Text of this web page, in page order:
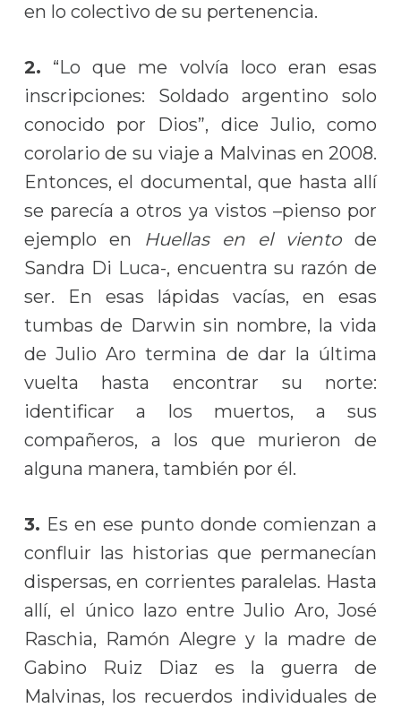
en lo colectivo de su pertenencia.
2. “Lo que me volvía loco eran esas
inscripciones: Soldado argentino solo
conocido por Dios”, dice Julio, como
corolario de su viaje a Malvinas en 2008.
Entonces, el documental, que hasta allí
se parecía a otros ya vistos –pienso por
ejemplo en Huellas en el viento de
Sandra Di Luca-, encuentra su razón de
ser. En esas lápidas vacías, en esas
tumbas de Darwin sin nombre, la vida
de Julio Aro termina de dar la última
vuelta hasta encontrar su norte:
identificar a los muertos, a sus
compañeros, a los que murieron de
alguna manera, también por él.
3. Es en ese punto donde comienzan a
confluir las historias que permanecían
dispersas, en corrientes paralelas. Hasta
allí, el único lazo entre Julio Aro, José
Raschia, Ramón Alegre y la madre de
Gabino Ruiz Diaz es la guerra de
Malvinas, los recuerdos individuales de